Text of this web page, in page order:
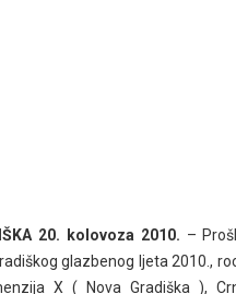
20. kolovoza 2010. –
glazbenog ljeta 2010.,
X ( Nova Gradiška ),